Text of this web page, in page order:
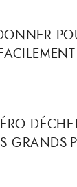
GRANDS-